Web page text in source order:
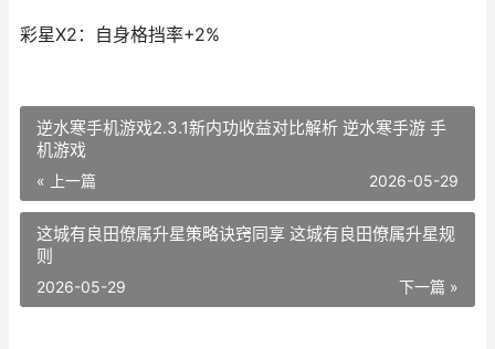
彩星X2：自身格挡率+2%
逆水寒手机游戏2.3.1新内功收益对比解析 逆水寒手游 手
机游戏
« 上一篇 2026-05-29
这城有良田僚属升星策略诀窍同享​ 这城有良田僚属升星规
则
下一篇 »
2026-05-29